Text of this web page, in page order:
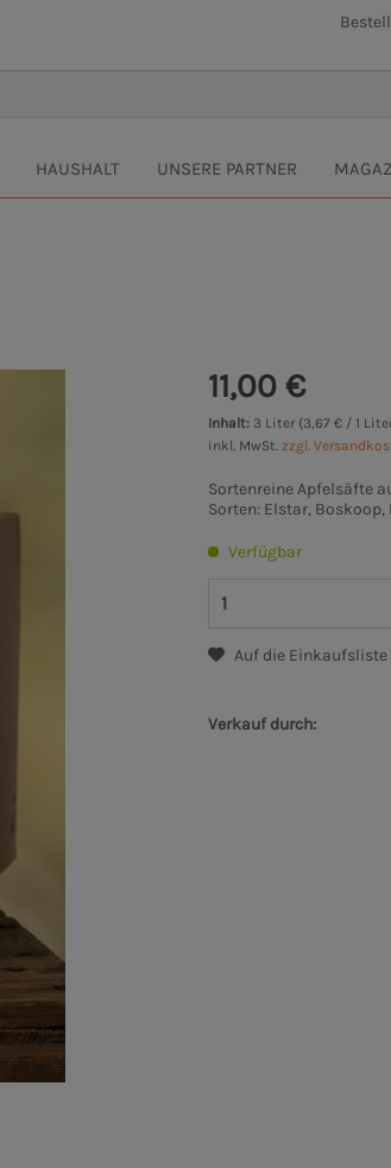
HAUSHALT UNSERE PARTNER
11,00 €
Inhalt: 3 Liter (3,67 € / 1
inkl. MwSt.zzgl.
Sortenreine Apfelsäfte
Sorten: Elstar,
Verfügbar
Auf die Einkaufsliste
Verkauf durch: